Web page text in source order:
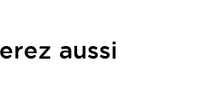
aussi